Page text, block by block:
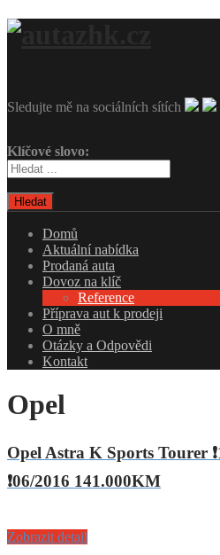
Sledujte mě na sociálních sítích
Klíčové slovo:
Hledat
Domů
Aktuální nabídka
Prodaná auta
Dovoz na klíč
Reference
Příprava aut k prodeji
O mně
Otázky a Odpovědi
Kontakt
Opel
Opel Astra K Sports Tourer
❗06/2016 141.000KM
Zobrazit detail